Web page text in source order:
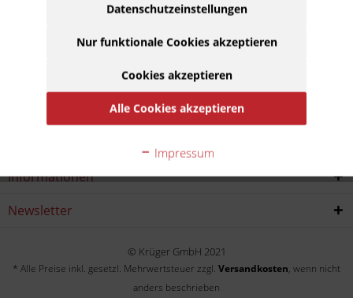
2016
Informationen
Newsletter
© Krüger GmbH 2021
* Alle Preise inkl. gesetzl. Mehrwertsteuer zzgl. Versandkosten, wenn nicht
anders beschrieben
Datenschutzeinstellungen
Nur funktionale Cookies akzeptieren
Cookies akzeptieren
Alle Cookies akzeptieren
Impressum